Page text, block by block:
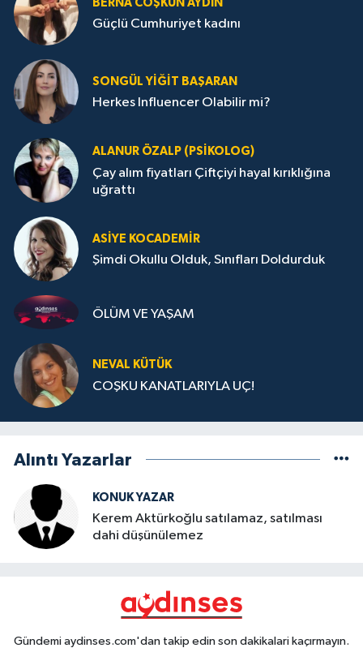
BERNA COŞKUN AYDIN
Güçlü Cumhuriyet kadını
SONGÜL YIĞIT BAŞARAN
Herkes Influencer Olabilir mi?
ALANUR ÖZALP (PSIKOLOG)
Çay alım fiyatları Çiftçiyi hayal kırıklığına
uğrattı
ASIYE KOCADEMİR
Şimdi Okullu Olduk, Sınıfları Doldurduk
ÖLÜM VE YAŞAM
NEVAL KÜTÜK
COŞKU KANATLARIYLA UÇ!
Alıntı Yazarlar
KONUK YAZAR
Kerem Aktürkoğlu satılamaz, satılması
dahi düşünülemez
Gündemi aydinses.com'dan takip edin son dakikalari kaçırmayın.